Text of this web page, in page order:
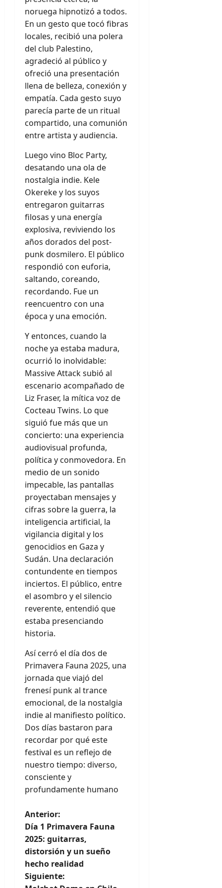
noruega hipnotizó a todos.
En un gesto que tocó fibras
locales, recibió una polera
del club Palestino,
agradeció al público y
ofreció una presentación
llena de belleza, conexión y
empatía. Cada gesto suyo
parecía parte de un ritual
compartido, una comunión
entre artista y audiencia.
Luego vino Bloc Party,
desatando una ola de
nostalgia indie. Kele
Okereke y los suyos
entregaron guitarras
filosas y una energía
explosiva, reviviendo los
años dorados del post-
punk dosmilero. El público
respondió con euforia,
saltando, coreando,
recordando. Fue un
reencuentro con una
época y una emoción.
Y entonces, cuando la
noche ya estaba madura,
ocurrió lo inolvidable:
Massive Attack subió al
escenario acompañado de
Liz Fraser, la mítica voz de
Cocteau Twins. Lo que
siguió fue más que un
concierto: una experiencia
audiovisual profunda,
política y conmovedora. En
medio de un sonido
impecable, las pantallas
proyectaban mensajes y
cifras sobre la guerra, la
inteligencia artificial, la
vigilancia digital y los
genocidios en Gaza y
Sudán. Una declaración
contundente en tiempos
inciertos. El público, entre
el asombro y el silencio
reverente, entendió que
estaba presenciando
historia.
Así cerró el día dos de
Primavera Fauna 2025, una
jornada que viajó del
frenesí punk al trance
emocional, de la nostalgia
indie al manifiesto político.
Dos días bastaron para
recordar por qué este
festival es un reflejo de
nuestro tiempo: diverso,
consciente y
profundamente humano
N
a
v
e
Anterior:
Día 1 Primavera Fauna
2025: guitarras,
distorsión y un sueño
hecho realidad
Siguiente: